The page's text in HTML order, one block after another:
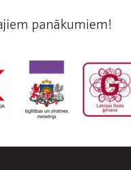
panākumiem!